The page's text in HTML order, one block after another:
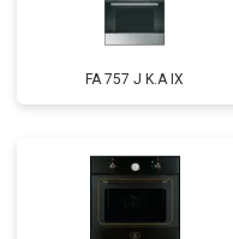
FA 757 J K.A IX